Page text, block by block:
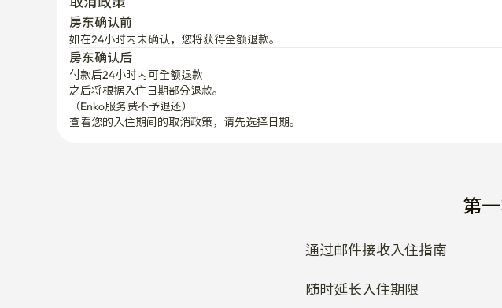
房东确认前
如在24小时内未确认，您将获得全额退款。
房东确认后
付款后24小时内可全额退款
之后将根据入住日期部分退款。
（Enko服务费不予退还）
查看您的入住期间的取消政策，请先选择日期。
第
通过邮件接收入住指南
随时延长入住期限